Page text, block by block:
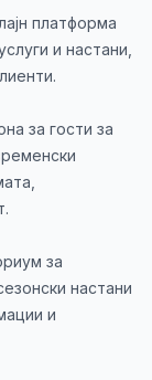
платформа
и настани,
за гости за
за
настани
и